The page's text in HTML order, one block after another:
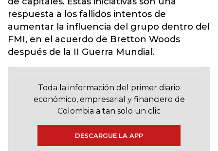
respuesta a los fallidos intentos de
aumentar la influencia del grupo dentro del
FMI, en el acuerdo de Bretton Woods
después de la II Guerra Mundial.
Toda la información del primer diario
económico, empresarial y financiero de
Colombia a tan solo un clic
DESCARGUE LA APP